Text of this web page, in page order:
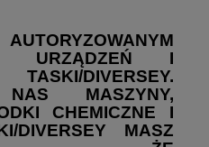
URZĄDZEŃ I
DIVERSEY.
MASZYNY,
CHEMICZNE I
DIVERSEY MASZ